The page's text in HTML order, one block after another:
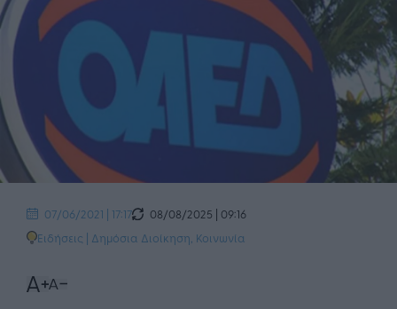
07/06/2021 | 17:17
08/08/2025 | 09:16
Ειδήσεις | Δημόσια Διοίκηση Κοινωνία